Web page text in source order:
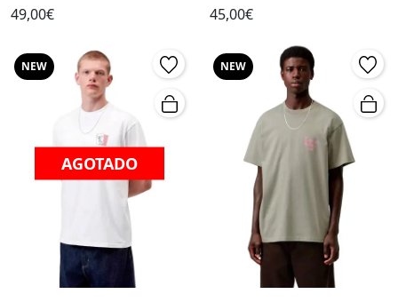
49,00€
45,00€
NEW
AGOTADO
NEW